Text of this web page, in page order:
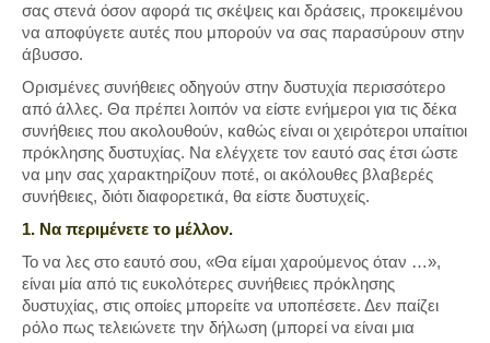
σας στενά όσον αφορά τις σκέψεις και δράσεις, προκειμένου
να αποφύγετε αυτές που μπορούν να σας παρασύρουν στην
άβυσσο.
Ορισμένες συνήθειες οδηγούν στην δυστυχία περισσότερο
από άλλες. Θα πρέπει λοιπόν να είστε ενήμεροι για τις δέκα
συνήθειες που ακολουθούν, καθώς είναι οι χειρότεροι υπαίτιοι
πρόκλησης δυστυχίας. Να ελέγχετε τον εαυτό σας έτσι ώστε
να μην σας χαρακτηρίζουν ποτέ, οι ακόλουθες βλαβερές
συνήθειες, διότι διαφορετικά, θα είστε δυστυχείς.
1. Να περιμένετε το μέλλον.
Το να λες στο εαυτό σου, «Θα είμαι χαρούμενος όταν …»,
είναι μία από τις ευκολότερες συνήθειες πρόκλησης
δυστυχίας, στις οποίες μπορείτε να υποπέσετε. Δεν παίζει
ρόλο πως τελειώνετε την δήλωση (μπορεί να είναι μια